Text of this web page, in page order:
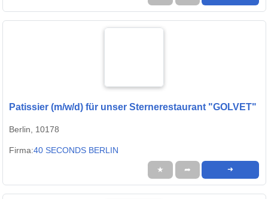
Patissier (m/w/d) für unser Sternerestaurant "GOLVET"
Berlin, 10178
Firma:40 SECONDS BERLIN
★ ➦ ➜